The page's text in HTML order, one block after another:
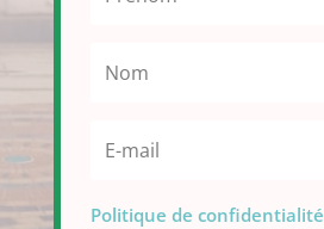
Politique de confidentialité